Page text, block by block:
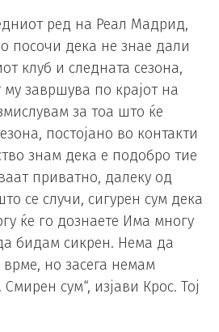
ред на Реал Мадрид,
посочи дека не знае дали
клуб и следната сезона,
завршува по крајот на
за тоа што ќе
постојано во контакти
знам дека е подобро тие
приватно, далеку од
се случи, сигурен сум дека
ќе го дознаете Има многу
бидам сикрен. Нема да
но засега немам
сум“, изјави Крос. Тој